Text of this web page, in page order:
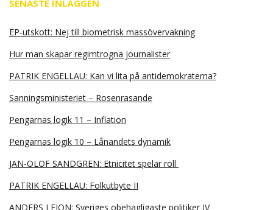
SENASTE INLÄGGEN
EP-utskott: Nej till biometrisk massövervakning
Hur man skapar regimtrogna journalister
PATRIK ENGELLAU: Kan vi lita på antidemokraterna?
Sanningsministeriet – Rosenrasande
Pengarnas logik 11 – Inflation
Pengarnas logik 10 – Lånandets dynamik
JAN-OLOF SANDGREN: Etnicitet spelar roll
PATRIK ENGELLAU: Folkutbyte II
ANDERS LEION: Sveriges obehagligaste politiker IV